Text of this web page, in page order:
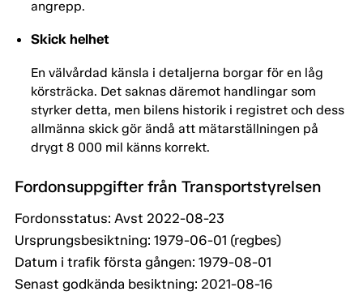
angrepp.
Skick helhet
En välvårdad känsla i detaljerna borgar för en låg
körsträcka. Det saknas däremot handlingar som
styrker detta, men bilens historik i registret och dess
allmänna skick gör ändå att mätarställningen på
drygt 8 000 mil känns korrekt.
Fordonsuppgifter från Transportstyrelsen
Fordonsstatus: Avst 2022-08-23
Ursprungsbesiktning: 1979-06-01 (regbes)
Datum i trafik första gången: 1979-08-01
Senast godkända besiktning: 2021-08-16